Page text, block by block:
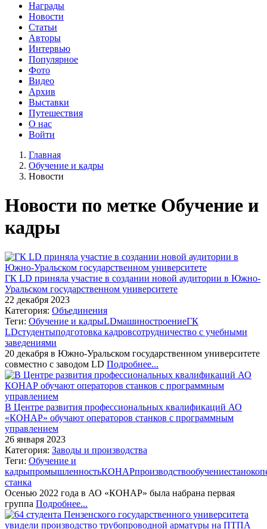
Награды
Новости
Статьи
Авторы
Интервью
Популярное
Фото
Видео
Архив
Выставки
Путешествия
О нас
Войти
Главная
Обучение и кадры
Новости
Новости по метке Обучение и
кадры
ГК LD приняла участие в создании новой аудитории в Южно-
Уральском государственном университете
22 декабря 2023
Категория: Объединения
Теги: Обучение и кадрыLDмашиностроениеГК
LDстудентыподготовка кадровсотрудничество с учебными
заведениями
20 декабря в Южно-Уральском государственном университете
совместно с заводом LD Подробнее...
В Центре развития профессиональных квалификаций АО
«КОНАР» обучают операторов станков с программным
управлением
26 января 2023
Категория: Заводы и производства
Теги: Обучение и
кадрыпромышленностьКОНАРпроизводствообучениестанок
станка
Осенью 2022 года в АО «КОНАР» была набрана первая
группа Подробнее...